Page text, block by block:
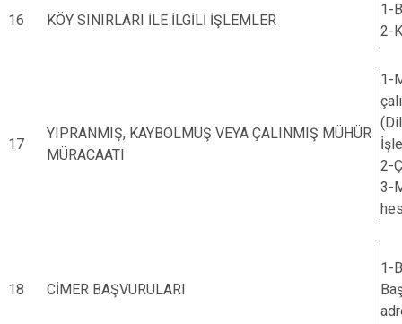
16 KÖY SINIRLARI İLE İLGİLİ İŞLEMLER
1-
2-
17
YIPRANMIŞ, KAYBOLMUŞ VEYA ÇALINMIŞ MÜHÜR
MÜRACAATI
1-
2-
3-
18 CİMER BAŞVURULARI
1-